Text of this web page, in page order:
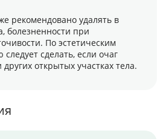
рекомендовано удалять в
болезненности при
По эстетическим
сделать, если очаг
открытых участках тела.